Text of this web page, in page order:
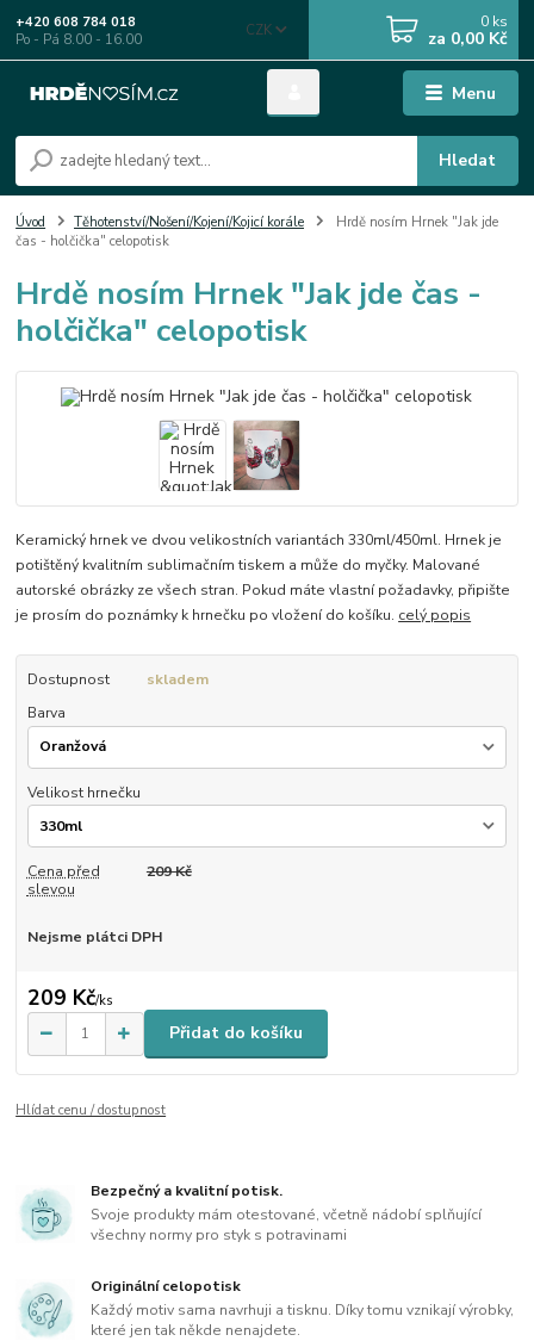
Menu
CZK
Hledat
+420 608 784 018
Po - Pá 8.00 - 16.00
0 ks
za 0,00 Kč
Úvod Těhotenství/Nošení/Kojení/Kojicí korále
Hrdě nosím Hrnek "Jak jde
čas - holčička" celopotisk
Hrdě nosím Hrnek "Jak jde čas -
holčička" celopotisk
Keramický hrnek ve dvou velikostních variantách 330ml/450ml. Hrnek je
potištěný kvalitním sublimačním tiskem a může do myčky. Malované
autorské obrázky ze všech stran. Pokud máte vlastní požadavky, připište
je prosím do poznámky k hrnečku po vložení do košíku. celý popis
Dostupnost
skladem
Barva
Velikost hrnečku
Cena před
slevou
209 Kč
Nejsme plátci DPH
209 Kč/ks
Přidat do košíku
Hlídat cenu / dostupnost
Bezpečný a kvalitní potisk.
Svoje produkty mám otestované, včetně nádobí splňující
všechny normy pro styk s potravinami
Originální celopotisk
Každý motiv sama navrhuji a tisknu. Díky tomu vznikají výrobky,
které jen tak někde nenajdete.